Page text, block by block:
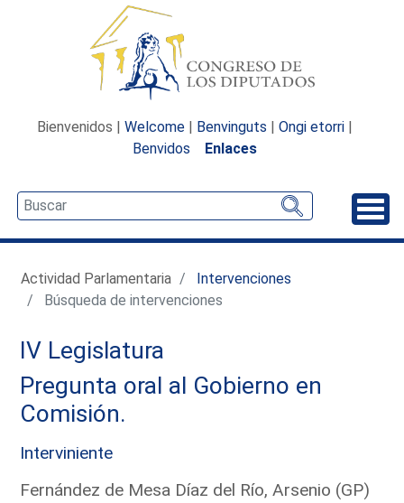
Bienvenidos | Welcome | Benvinguts | Ongi etorri |
Benvidos
Enlaces
Actividad Parlamentaria
Intervenciones
Búsqueda de intervenciones
IV Legislatura
Pregunta oral al Gobierno en
Comisión.
Interviniente
Fernández de Mesa Díaz del Río, Arsenio (GP)